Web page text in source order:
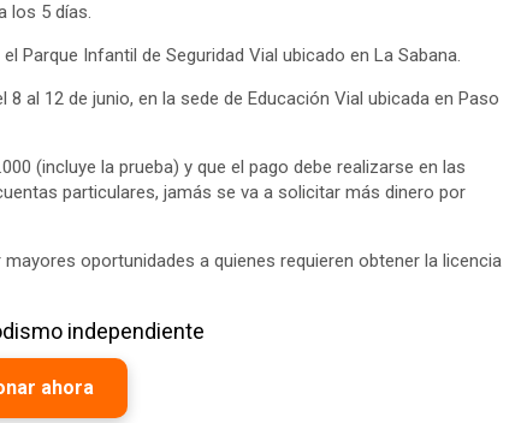
los 5 días.
Parque Infantil de Seguridad Vial ubicado en La Sabana.
al 12 de junio, en la sede de Educación Vial ubicada en Paso
(incluye la prueba) y que el pago debe realizarse en las
particulares, jamás se va a solicitar más dinero por
oportunidades a quienes requieren obtener la licencia
independiente
ahora